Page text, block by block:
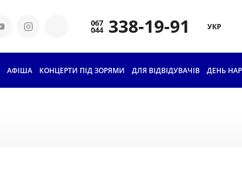
338-19-91 УКР
АФІША КОНЦЕРТИ ПІД ЗОРЯМИ ДЛЯ ВІДВІДУВАЧІВ
КВИТКИ ТА ЦІНИ ДЕНЬ